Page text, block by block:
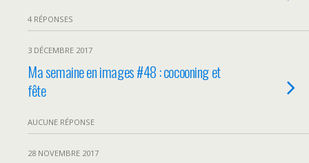
4 RÉPONSES
3 DÉCEMBRE 2017
Ma semaine en images #48 : cocooning et
fête
AUCUNE RÉPONSE
28 NOVEMBRE 2017